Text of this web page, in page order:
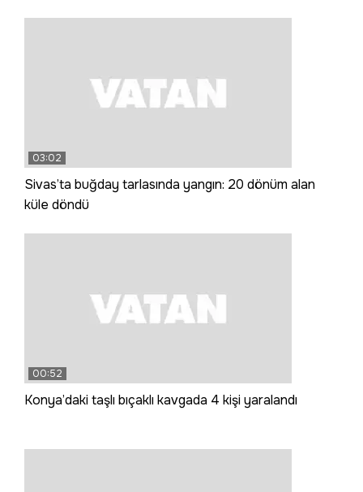
03:02
Sivas’ta buğday tarlasında yangın: 20 dönüm alan
küle döndü
00:52
Konya’daki taşlı bıçaklı kavgada 4 kişi yaralandı